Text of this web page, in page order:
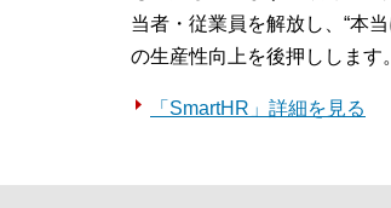
当者・従業員を解放し、“本
の生産性向上を後押しします。
「SmartHR」詳細を見る